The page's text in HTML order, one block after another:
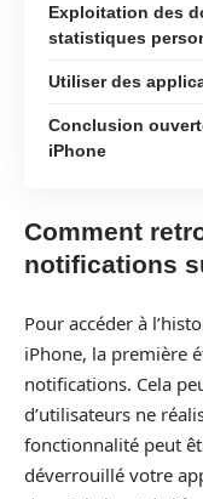
Exploitation des
statistiques
Utiliser des
Conclusion
iPhone
Comment
notifications
Pour accéder à
iPhone, la première
notifications. Cela
d’utilisateurs ne
fonctionnalité peut
déverrouillé votre